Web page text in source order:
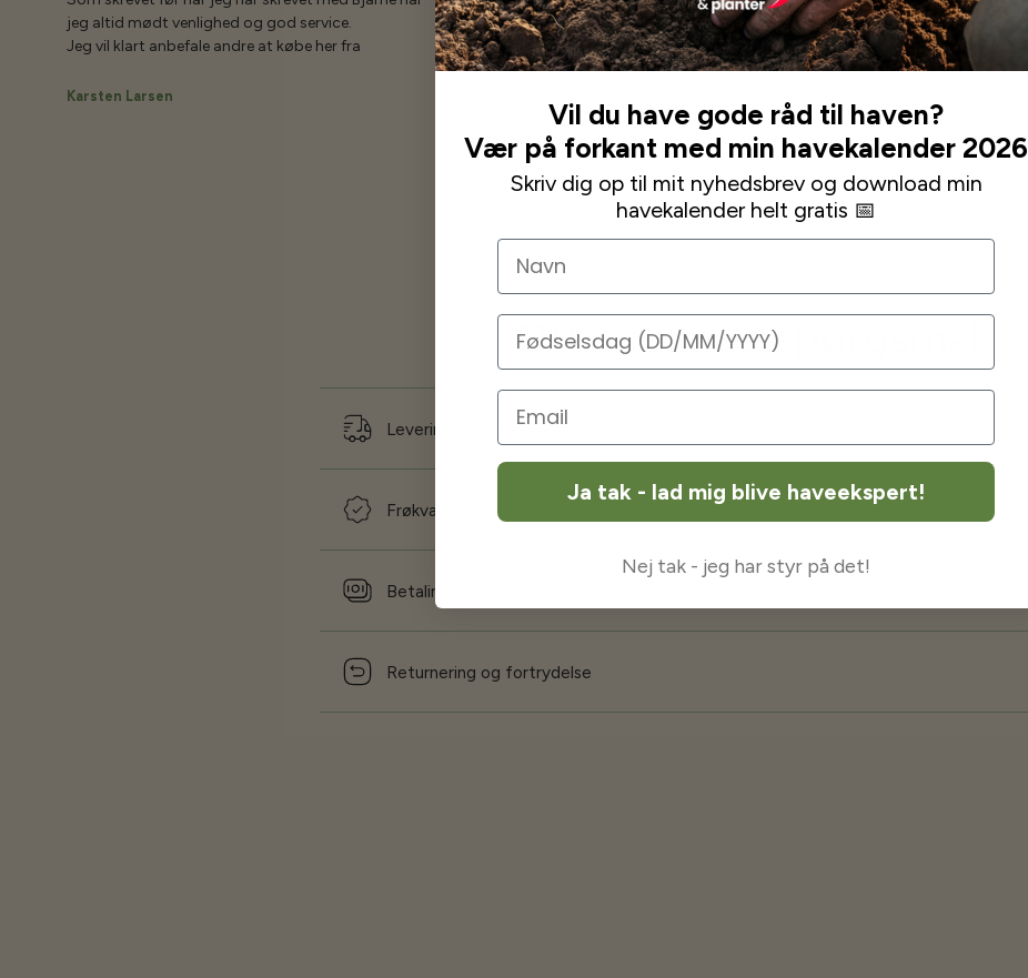
jeg altid mødt venlighed og god service.
Jeg vil klart anbefale andre at købe her fra
Karsten Larsen
blev besvaret indenfor meget få timer.
Deres sortiment er bredt og man finder næsten alt.
Leaa
Ofte stillede spørgsmål
Levering og forsendelse
Frøkvalitet og garanti
Betaling og priser
Returnering og fortrydelse
Vil du have gode råd til haven?
Vær på forkant med min havekalender 2026
Skriv dig op til mit nyhedsbrev og download min
havekalender helt gratis 📅
Navn
Fødselsdag
Ja tak - lad mig blive haveekspert!
Nej tak - jeg har styr på det!